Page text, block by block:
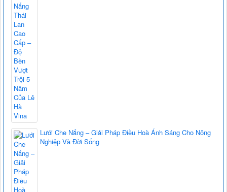
Lưới Che Nắng – Giải Pháp Điều Hoà Ánh Sáng Cho Nông
Nghiệp Và Đời Sống